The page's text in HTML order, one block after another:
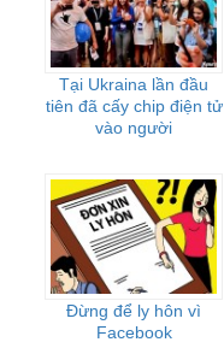
Tại Ukraina lần đầu
tiên đã cấy chip điện tử
vào người
Đừng để ly hôn vì
Facebook